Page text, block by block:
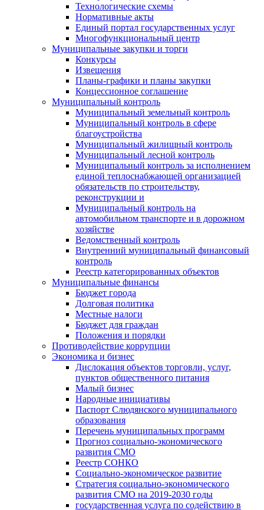
Технологические схемы
Нормативные акты
Единый портал государственных услуг
Многофункциональный центр
Муниципальные закупки и торги
Конкурсы
Извещения
Планы-графики и планы закупки
Концессионное соглашение
Муниципальный контроль
Муниципальный земельный контроль
Муниципальный контроль в сфере
благоустройства
Муниципальный жилищный контроль
Муниципальный лесной контроль
Муниципальный контроль за исполнением
единой теплоснабжающей организацией
обязательств по строительству,
реконструкции и
Муниципальный контроль на
автомобильном транспорте и в дорожном
хозяйстве
Ведомственный контроль
Внутренний муниципальный финансовый
контроль
Реестр категорированных объектов
Муниципальные финансы
Бюджет города
Долговая политика
Местные налоги
Бюджет для граждан
Положения и порядки
Противодействие коррупции
Экономика и бизнес
Дислокация объектов торговли, услуг,
пунктов общественного питания
Малый бизнес
Народные инициативы
Паспорт Слюдянского муниципального
образования
Перечень муниципальных программ
Прогноз социально-экономического
развития СМО
Реестр СОНКО
Социально-экономическое развитие
Стратегия социально-экономического
развития СМО на 2019-2030 годы
государственная услуга по содействию в